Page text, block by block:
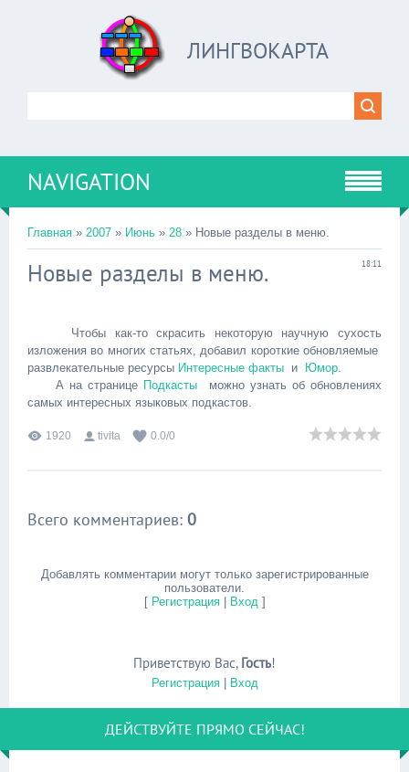
ЛИНГВОКАРТА
NAVIGATION
Главная » 2007 » Июнь » 28 » Новые разделы в меню.
18:11
Новые разделы в меню.
Чтобы как-то скрасить некоторую научную сухость
изложения во многих статьях, добавил короткие обновляемые
развлекательные ресурсы Интересные факты и Юмор.
А на странице Подкасты
можно узнать об обновлениях
самых интересных языковых подкастов.
1920 tivita 0.0/0
Всего комментариев: 0
Добавлять комментарии могут только зарегистрированные
пользователи.
[ Регистрация| Вход]
Приветствую Вас, Гость!
Регистрация| Вход
ДЕЙСТВУЙТЕ ПРЯМО СЕЙЧАС!